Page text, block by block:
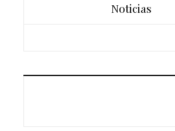
Noticias